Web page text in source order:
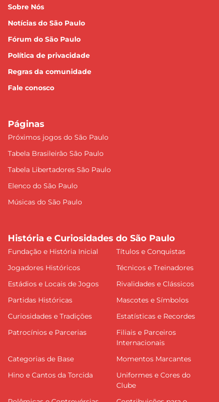
Sobre Nós
Notícias do São Paulo
Fórum do São Paulo
Política de privacidade
Regras da comunidade
Fale conosco
Páginas
Próximos jogos do São Paulo
Tabela Brasileirão São Paulo
Tabela Libertadores São Paulo
Elenco do São Paulo
Músicas do São Paulo
História e Curiosidades do São Paulo
Fundação e História Inicial
Títulos e Conquistas
Jogadores Históricos
Técnicos e Treinadores
Estádios e Locais de Jogos
Rivalidades e Clássicos
Partidas Históricas
Mascotes e Símbolos
Curiosidades e Tradições
Estatísticas e Recordes
Patrocínios e Parcerias
Filiais e Parceiros
Internacionais
Categorias de Base
Momentos Marcantes
Hino e Cantos da Torcida
Uniformes e Cores do
Clube